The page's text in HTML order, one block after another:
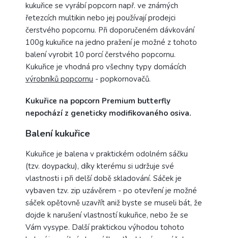
kukuřice se vyrábí popcorn např. ve známých
řetezcích multikin nebo jej používají prodejci
čerstvého popcornu. Při doporučeném dávkování
100g kukuřice na jedno pražení je možné z tohoto
balení vyrobit 10 porcí čerstvého popcornu.
Kukuřice je vhodná pro všechny typy domácích
výrobníků popcornu - popkornovačů.
Kukuřice na popcorn Premium butterfly
nepochází z geneticky modifikovaného osiva.
Balení kukuřice
Kukuřice je balena v praktickém odolném sáčku
(tzv. doypacku), díky kterému si udržuje své
vlastnosti i při delší době skladování. Sáček je
vybaven tzv. zip uzávěrem - po otevření je možné
sáček opětovně uzavřít aniž byste se museli bát, že
dojde k narušení vlastností kukuřice, nebo že se
Vám vysype. Další praktickou výhodou tohoto